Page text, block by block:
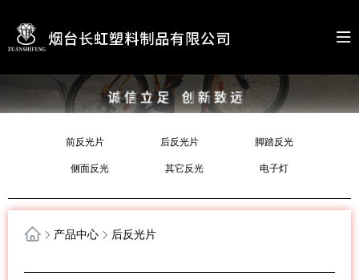
前反光片 后反光片 脚踏反光
侧面反光 其它反光 电子灯
产品中心 后反光片